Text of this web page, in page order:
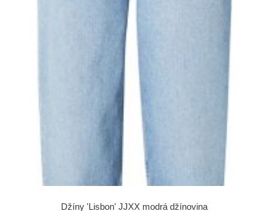
Džíny 'Lisbon' JJXX modrá džínovina